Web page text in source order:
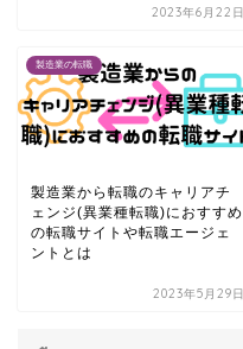
2023年6月22日
製造業の転職
製造業から転職のキャリアチ
ェンジ(異業種転職)におすすめ
の転職サイトや転職エージェ
ントとは
2023年5月29日